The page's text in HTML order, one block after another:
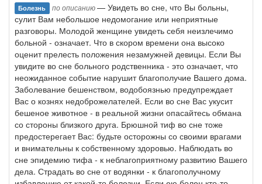
Болезнь по описанию— Увидеть во сне, что Вы больны,
сулит Вам небольшое недомогание или неприятные
разговоры. Молодой женщине увидеть себя неизлечимо
больной - означает. Что в скором времени она высоко
оценит прелесть положения незамужней девицы. Если Вы
увидите во сне больного родственника - это означает, что
неожиданное событие нарушит благополучие Вашего дома.
Заболевание бешенством, водобоязнью предупреждает
Вас о кознях недоброжелателей. Если во сне Вас укусит
бешеное животное - в реальной жизни опасайтесь обмана
со стороны близкого друга. Брюшной тиф во сне тоже
предостерегает Вас: будьте осторожны со своими врагами
и внимательны к собственному здоровью. Наблюдать во
сне эпидемию тифа - к неблагоприятному развитию Вашего
дела. Страдать во сне от водянки - к благополучному